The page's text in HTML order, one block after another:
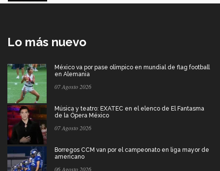
Lo más nuevo
México va por pase olímpico en mundial de flag football
en Alemania
07 Agosto 2026
Música y teatro: EXATEC en el elenco de El Fantasma
de la Ópera México
07 Agosto 2026
Borregos CCM van por el campeonato en liga mayor de
americano
06 Agosto 2026